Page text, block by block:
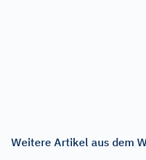
Weitere Artikel aus dem